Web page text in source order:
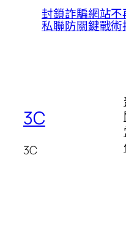
封鎖詐騙網站
私聯防關鍵戰術
3C
3C